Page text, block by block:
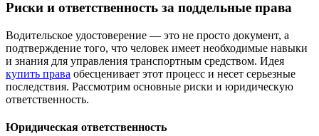
Риски и ответственность за поддельные права
Водительское удостоверение — это не просто документ, а
подтверждение того, что человек имеет необходимые навыки
и знания для управления транспортным средством. Идея
купить права обесценивает этот процесс и несет серьезные
последствия. Рассмотрим основные риски и юридическую
ответственность.
Юридическая ответственность